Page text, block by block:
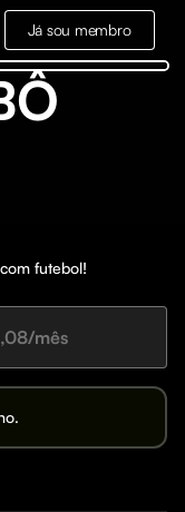
Já sou membro
futebol!
mês